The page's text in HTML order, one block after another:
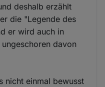
deshalb erzählt
die "Legende des
er wird auch in
davon
nicht einmal bewusst